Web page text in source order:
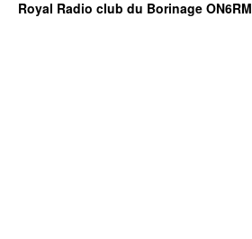
Royal Radio club du Borinage ON6RM